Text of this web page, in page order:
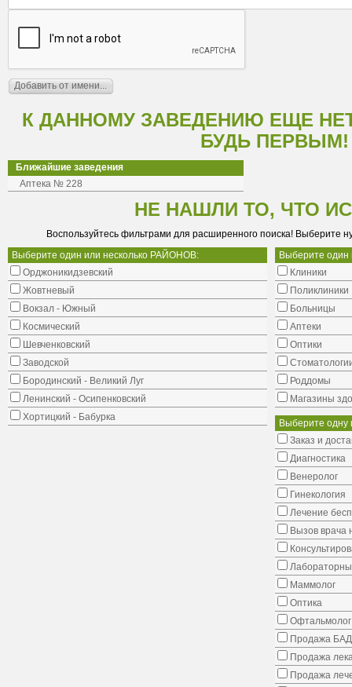
К ДАННОМУ ЗАВЕДЕНИЮ ЕЩЕ
БУДЬ ПЕРВЫМ!
Ближайшие заведения
Аптека № 228
НЕ НАШЛИ ТО, ЧТО
Воспользуйтесь фильтрами для расширенного поиска! Выберите
Выберите один или несколько РАЙОНОВ:
Орджоникидзевский
Жовтневый
Вокзал - Южный
Космический
Шевченковский
Заводской
Бородинский - Великий Луг
Ленинский - Осипенковский
Хортицкий - Бабурка
Выберите
Клиники
Поликлиники
Больницы
Аптеки
Оптики
Роддомы
Магазины
Выберите одну
Заказ и
Диагностика
Венеролог
Гинекология
Лечение
Вызов врача
Маммолог
Оптика
Офтальмолог
Продажа
Продажа
Продажа